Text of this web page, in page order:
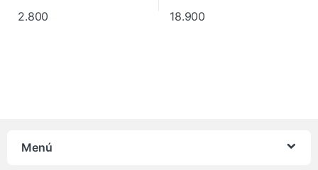
2.800 18.900
Menú